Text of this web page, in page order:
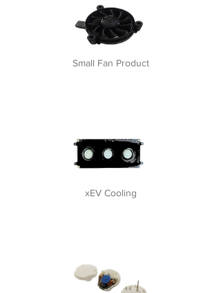
Small Fan Product
xEV Cooling